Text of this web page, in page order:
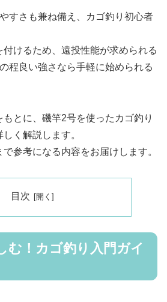
すさも兼ね備え、カゴ釣り初心者
けるため、遠投性能が求められる
程良い強さなら手軽に始められる
とに、磯竿2号を使ったカゴ釣り
く解説します。
参考になる内容をお届けします。
目次
む！カゴ釣り入門ガイ